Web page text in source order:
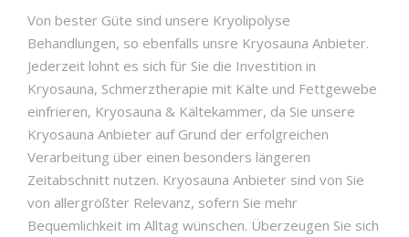
Von bester Güte sind unsere Kryolipolyse
Behandlungen, so ebenfalls unsre Kryosauna Anbieter.
Jederzeit lohnt es sich für Sie die Investition in
Kryosauna, Schmerztherapie mit Kälte und Fettgewebe
einfrieren, Kryosauna & Kältekammer, da Sie unsere
Kryosauna Anbieter auf Grund der erfolgreichen
Verarbeitung über einen besonders längeren
Zeitabschnitt nutzen. Kryosauna Anbieter sind von Sie
von allergrößter Relevanz, sofern Sie mehr
Bequemlichkeit im Alltag wünschen. Überzeugen Sie sich